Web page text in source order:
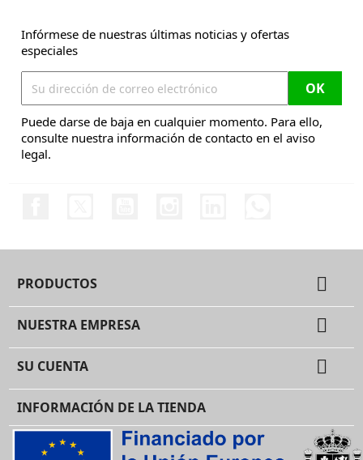
Infórmese de nuestras últimas noticias y ofertas
especiales
Puede darse de baja en cualquier momento. Para ello,
consulte nuestra información de contacto en el aviso
legal.
PRODUCTOS 
NUESTRA EMPRESA 
SU CUENTA 
INFORMACIÓN DE LA TIENDA